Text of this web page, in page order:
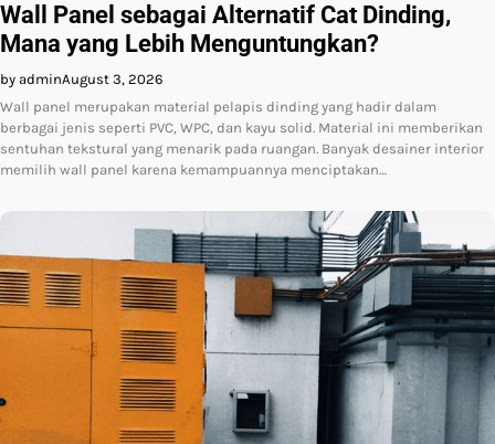
Wall Panel sebagai Alternatif Cat Dinding,
Mana yang Lebih Menguntungkan?
by adminAugust 3, 2026
Wall panel merupakan material pelapis dinding yang hadir dalam
berbagai jenis seperti PVC, WPC, dan kayu solid. Material ini memberikan
sentuhan tekstural yang menarik pada ruangan. Banyak desainer interior
memilih wall panel karena kemampuannya menciptakan…